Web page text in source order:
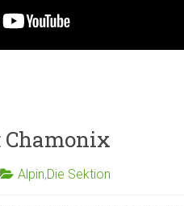
Alpin,Die Sektion